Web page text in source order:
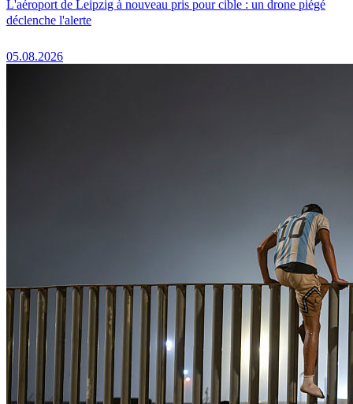
L'aéroport de Leipzig à nouveau pris pour cible : un drone piégé
déclenche l'alerte
05.08.2026